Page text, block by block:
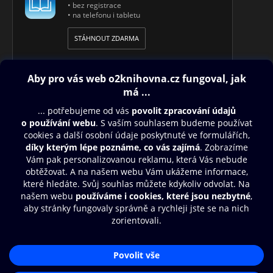
• bez registrace
• na telefonu i tabletu
STÁHNOUT ZDARMA
Obsah ke stažení
Moje O2 Knihovna
Další zábava
© O2 Czech Republic a.s.
Zásady zpracování osobních údajůAplikace O2 Knihovna